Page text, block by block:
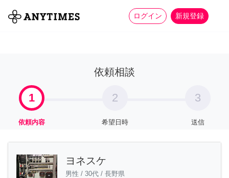
ログイン 新規登録
全て 家事 more_horiz
依頼相談
1
依頼内容
2
希望日時
3
送信
ヨネスケ
男性 / 30代 / 長野県